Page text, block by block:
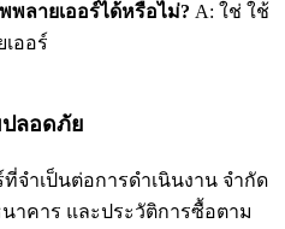
ลายเออร์ได้หรือไม่? A: ใช่ ใช้
ออร์
ลอดภัย
จำเป็นต่อการดำเนินงาน จำกัด
าคาร และประวัติการซื้อตาม